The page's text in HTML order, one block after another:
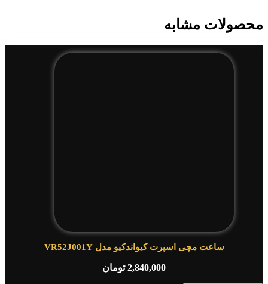
محصولات مشابه
ساعت مچی اسپرت کیواندکیو مدل VR52J001Y
2,840,000 تومان